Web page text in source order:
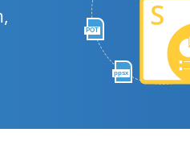
POT
ppsx